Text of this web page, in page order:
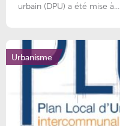
urbain (DPU) a été mise à...
Urbanisme